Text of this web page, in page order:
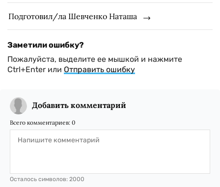
Подготовил/ла Шевченко Наташа
Заметили ошибку?
Пожалуйста, выделите ее мышкой и нажмите
Ctrl+Enter или Отправить ошибку
Добавить комментарий
Всего комментариев: 0
Осталось символов: 2000